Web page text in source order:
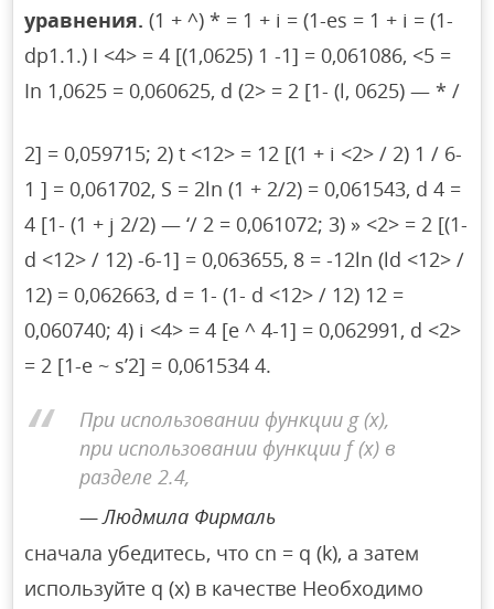
уравнения.(1 + ^) * = 1 + i = (1-es = 1 + i = (1-
dp1.1.) I <4> = 4 [(1,0625) 1 -1] = 0,061086, <5 =
In 1,0625 = 0,060625, d (2> = 2 [1- (l, 0625) — * /
2] = 0,059715; 2) t <12> = 12 [(1 + i <2> / 2) 1 / 6-
1 ] = 0,061702, S = 2ln (1 + 2/2) = 0,061543, d 4 =
4 [1- (1 + j 2/2) — ‘/ 2 = 0,061072; 3) » <2> = 2 [(1-
d <12> / 12) -6-1] = 0,063655, 8 = -12ln (ld <12> /
12) = 0,062663, d = 1- (1- d <12> / 12) 12 =
0,060740; 4) i <4> = 4 [e ^ 4-1] = 0,062991, d <2>
= 2 [1-e ~ s’2] = 0,061534 4.
При использовании функции g (x),
при использовании функции f (x) в
разделе 2.4,
Людмила Фирмаль
сначала убедитесь, что cn = q (k), а затем
используйте q (x) в качестве Необходимо